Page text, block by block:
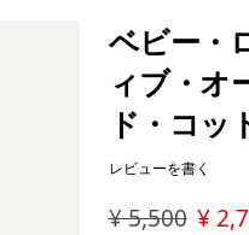
ベビー・
ィブ・オ
ド・コッ
レビューを書く
¥ 5,500 ¥